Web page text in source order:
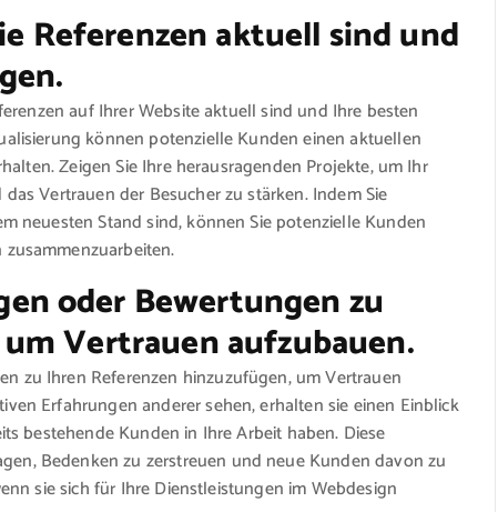
Referenzen aktuell sind und
auf Ihrer Website aktuell sind und Ihre besten
können potenzielle Kunden einen aktuellen
Zeigen Sie Ihre herausragenden Projekte, um Ihr
Vertrauen der Besucher zu stärken. Indem Sie
neuesten Stand sind, können Sie potenzielle Kunden
oder Bewertungen zu
Vertrauen aufzubauen.
zu Ihren Referenzen hinzuzufügen, um Vertrauen
Erfahrungen anderer sehen, erhalten sie einen Einblick
bestehende Kunden in Ihre Arbeit haben. Diese
Bedenken zu zerstreuen und neue Kunden davon zu
sie sich für Ihre Dienstleistungen im Webdesign